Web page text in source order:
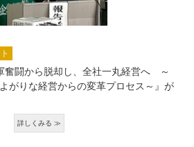
奮闘から脱却し、全社一丸経営へ ～
がりな経営からの変革プロセス～』が